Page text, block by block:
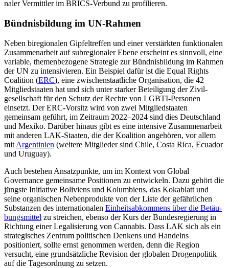
naler Vermittler im BRICS-Verbund zu profilieren.
Bündnisbildung im UN-Rahmen
Neben biregionalen Gipfeltreffen und einer verstärkten funktionalen
Zusammenarbeit auf subregionaler Ebene erscheint es sinn­voll, eine
variable, themenbezogene Strate­gie zur Bündnisbildung im Rahmen
der UN zu intensivieren. Ein Bei­spiel dafür ist die Equal Rights
Coalition (ERC), eine zwischen­staatliche Organisation, die 42
Mitglied­staa­ten hat und sich unter starker Beteili­gung der Zivil­
gesellschaft für den Schutz der Rechte von LGBTI-Personen
einsetzt. Der ERC-Vorsitz wird von zwei Mitglied­staaten
gemeinsam geführt, im Zeitraum 2022–2024 sind dies Deutschland
und Mexiko. Darüber hinaus gibt es eine inten­sive Zu­sammenarbeit
mit anderen LAK-Staaten, die der Koalition an­gehören, vor allem
mit Argentinien (weitere Mitglie­der sind Chile, Costa Rica, Ecuador
und Uruguay).
Auch bestehen Ansatzpunkte, um im Kontext von Global
Governance gemein­same Positionen zu entwickeln. Dazu ge­hört die
jüngste Initiative Boliviens und Kolumbiens, das Kokablatt und
seine orga­nischen Nebenprodukte von der Liste der gefährlichen
Substanzen des internationa­len Einheitsabkommens über die Betäu­
bungsmittel zu streichen, ebenso der Kurs der Bundesregierung in
Richtung einer Legalisierung von Cannabis. Dass LAK sich als ein
strategisches Zentrum politischen Denkens und Handelns
positioniert, sollte ernst genommen werden, denn die Region
versucht, eine grundsätzliche Revision der globalen Drogenpolitik
auf die Tages­ordnung zu setzen.